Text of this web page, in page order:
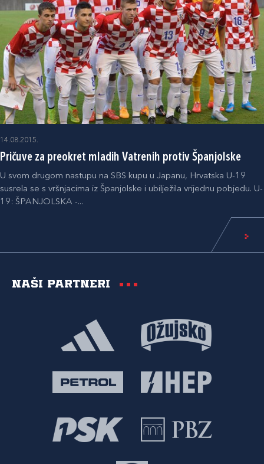
14.08.2015.
Pričuve za preokret mladih Vatrenih protiv Španjolske
U svom drugom nastupu na SBS kupu u Japanu, Hrvatska U-19
susrela se s vršnjacima iz Španjolske i ubilježila vrijednu pobjedu. U-
19: ŠPANJOLSKA -...
Naši partneri